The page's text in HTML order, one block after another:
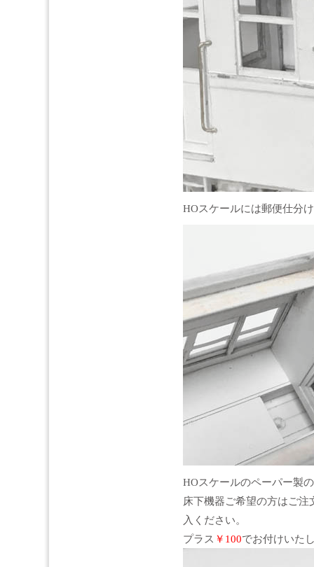
HOスケールには郵便仕分
HOスケールのペーパー製
床下機器ご希望の方はご
入ください。
プラス ￥100でお付けいた